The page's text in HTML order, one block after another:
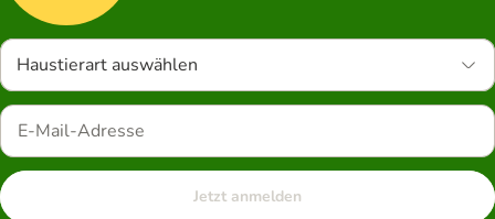
Haustierart auswählen
Jetzt anmelden